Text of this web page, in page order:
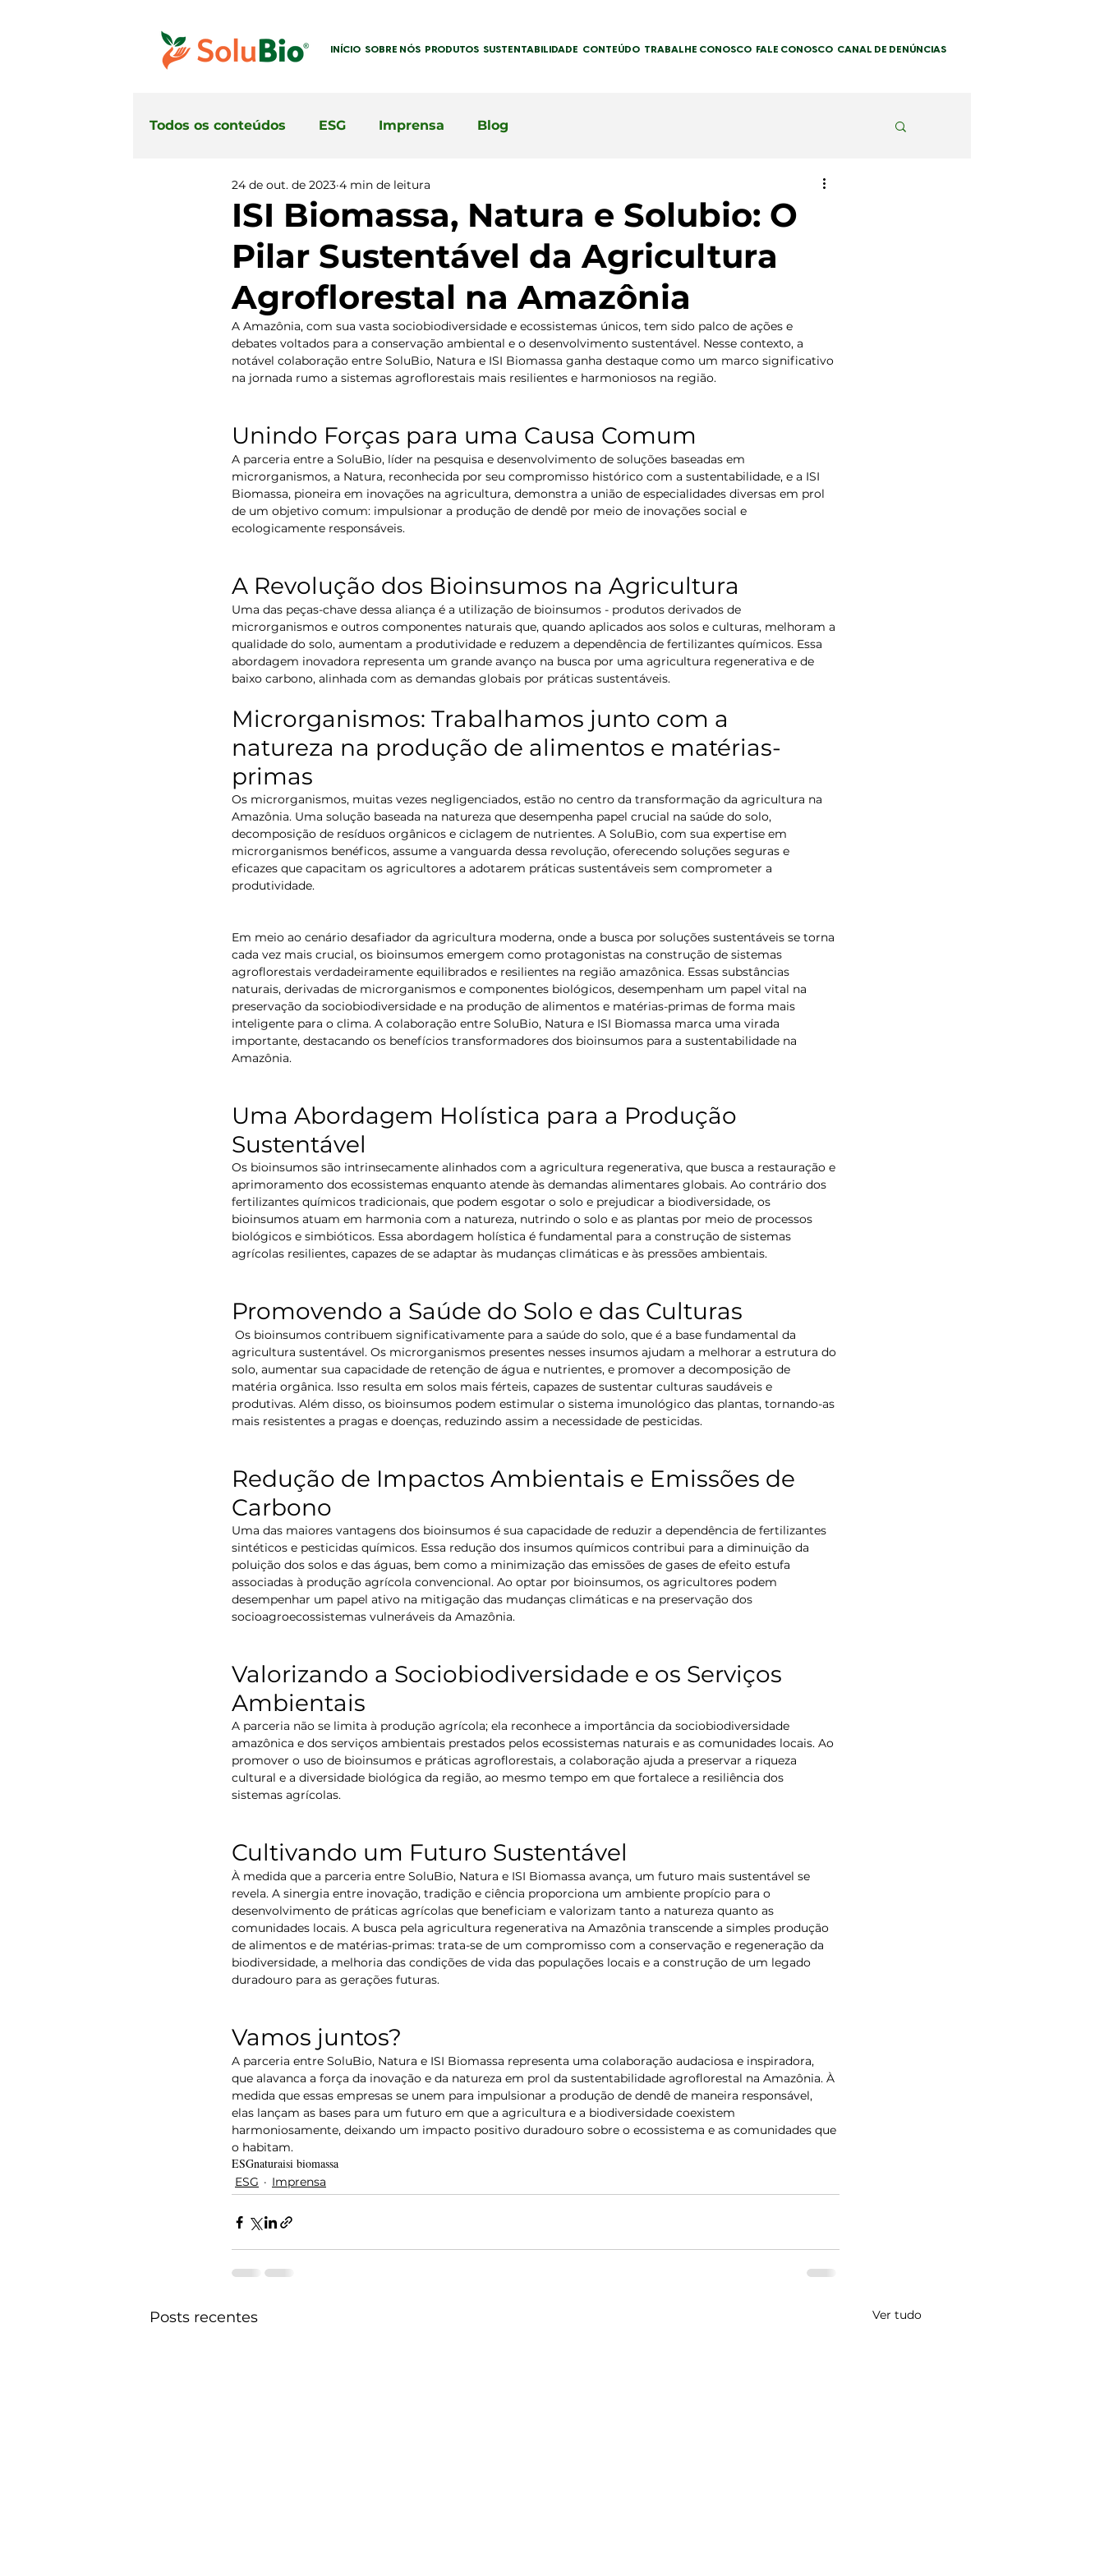
INÍCIO SOBRE NÓS PRODUTOS SUSTENTABILIDADE CONTEÚDO TRABALHE CONOSCO FALE CONOSCO CANAL DE DENÚNCIAS
Todos os conteúdos ESG Imprensa Blog
ISI Biomassa, Natura e Solubio: O
Pilar Sustentável da Agricultura
Agroflorestal na Amazônia
24 de out. de 2023 4 min de leitura
A Amazônia, com sua vasta sociobiodiversidade e ecossistemas únicos, tem sido palco de ações e
debates voltados para a conservação ambiental e o desenvolvimento sustentável. Nesse contexto, a
notável colaboração entre SoluBio, Natura e ISI Biomassa ganha destaque como um marco significativo
na jornada rumo a sistemas agroflorestais mais resilientes e harmoniosos na região.
Unindo Forças para uma Causa Comum
A parceria entre a SoluBio, líder na pesquisa e desenvolvimento de soluções baseadas em
microrganismos, a Natura, reconhecida por seu compromisso histórico com a sustentabilidade, e a ISI
Biomassa, pioneira em inovações na agricultura, demonstra a união de especialidades diversas em prol
de um objetivo comum: impulsionar a produção de dendê por meio de inovações social e
ecologicamente responsáveis.
A Revolução dos Bioinsumos na Agricultura
Uma das peças-chave dessa aliança é a utilização de bioinsumos - produtos derivados de
microrganismos e outros componentes naturais que, quando aplicados aos solos e culturas, melhoram a
qualidade do solo, aumentam a produtividade e reduzem a dependência de fertilizantes químicos. Essa
abordagem inovadora representa um grande avanço na busca por uma agricultura regenerativa e de
baixo carbono, alinhada com as demandas globais por práticas sustentáveis.
Microrganismos: Trabalhamos junto com a
natureza na produção de alimentos e matérias-
primas
Os microrganismos, muitas vezes negligenciados, estão no centro da transformação da agricultura na
Amazônia. Uma solução baseada na natureza que desempenha papel crucial na saúde do solo,
decomposição de resíduos orgânicos e ciclagem de nutrientes. A SoluBio, com sua expertise em
microrganismos benéficos, assume a vanguarda dessa revolução, oferecendo soluções seguras e
eficazes que capacitam os agricultores a adotarem práticas sustentáveis sem comprometer a
produtividade.
Em meio ao cenário desafiador da agricultura moderna, onde a busca por soluções sustentáveis se torna
cada vez mais crucial, os bioinsumos emergem como protagonistas na construção de sistemas
agroflorestais verdadeiramente equilibrados e resilientes na região amazônica. Essas substâncias
naturais, derivadas de microrganismos e componentes biológicos, desempenham um papel vital na
preservação da sociobiodiversidade e na produção de alimentos e matérias-primas de forma mais
inteligente para o clima. A colaboração entre SoluBio, Natura e ISI Biomassa marca uma virada
importante, destacando os benefícios transformadores dos bioinsumos para a sustentabilidade na
Amazônia.
Uma Abordagem Holística para a Produção
Sustentável
Os bioinsumos são intrinsecamente alinhados com a agricultura regenerativa, que busca a restauração e
aprimoramento dos ecossistemas enquanto atende às demandas alimentares globais. Ao contrário dos
fertilizantes químicos tradicionais, que podem esgotar o solo e prejudicar a biodiversidade, os
bioinsumos atuam em harmonia com a natureza, nutrindo o solo e as plantas por meio de processos
biológicos e simbióticos. Essa abordagem holística é fundamental para a construção de sistemas
agrícolas resilientes, capazes de se adaptar às mudanças climáticas e às pressões ambientais.
Promovendo a Saúde do Solo e das Culturas
agricultura sustentável. Os microrganismos presentes nesses insumos ajudam a melhorar a estrutura do
solo, aumentar sua capacidade de retenção de água e nutrientes, e promover a decomposição de
matéria orgânica. Isso resulta em solos mais férteis, capazes de sustentar culturas saudáveis e
produtivas. Além disso, os bioinsumos podem estimular o sistema imunológico das plantas, tornando-as
mais resistentes a pragas e doenças, reduzindo assim a necessidade de pesticidas.
Redução de Impactos Ambientais e Emissões de
Carbono
Uma das maiores vantagens dos bioinsumos é sua capacidade de reduzir a dependência de fertilizantes
sintéticos e pesticidas químicos. Essa redução dos insumos químicos contribui para a diminuição da
poluição dos solos e das águas, bem como a minimização das emissões de gases de efeito estufa
associadas à produção agrícola convencional. Ao optar por bioinsumos, os agricultores podem
desempenhar um papel ativo na mitigação das mudanças climáticas e na preservação dos
socioagroecossistemas vulneráveis da Amazônia.
Valorizando a Sociobiodiversidade e os Serviços
Ambientais
A parceria não se limita à produção agrícola; ela reconhece a importância da sociobiodiversidade
amazônica e dos serviços ambientais prestados pelos ecossistemas naturais e as comunidades locais. Ao
promover o uso de bioinsumos e práticas agroflorestais, a colaboração ajuda a preservar a riqueza
cultural e a diversidade biológica da região, ao mesmo tempo em que fortalece a resiliência dos
sistemas agrícolas.
Cultivando um Futuro Sustentável
À medida que a parceria entre SoluBio, Natura e ISI Biomassa avança, um futuro mais sustentável se
revela. A sinergia entre inovação, tradição e ciência proporciona um ambiente propício para o
desenvolvimento de práticas agrícolas que beneficiam e valorizam tanto a natureza quanto as
comunidades locais. A busca pela agricultura regenerativa na Amazônia transcende a simples produção
de alimentos e de matérias-primas: trata-se de um compromisso com a conservação e regeneração da
biodiversidade, a melhoria das condições de vida das populações locais e a construção de um legado
duradouro para as gerações futuras.
Vamos juntos?
A parceria entre SoluBio, Natura e ISI Biomassa representa uma colaboração audaciosa e inspiradora,
que alavanca a força da inovação e da natureza em prol da sustentabilidade agroflorestal na Amazônia. À
medida que essas empresas se unem para impulsionar a produção de dendê de maneira responsável,
elas lançam as bases para um futuro em que a agricultura e a biodiversidade coexistem
harmoniosamente, deixando um impacto positivo duradouro sobre o ecossistema e as comunidades que
o habitam.
ESGnaturaisi biomassa
ESG Imprensa
Posts recentes Ver tudo